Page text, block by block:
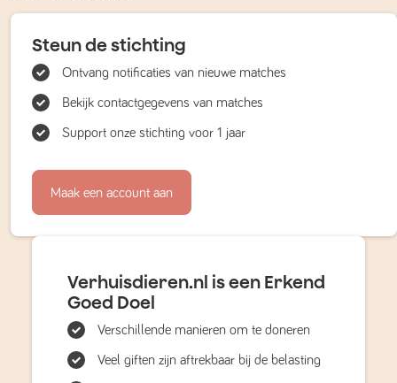
Steun de stichting
Ontvang notificaties van nieuwe matches
Bekijk contactgegevens van matches
Support onze stichting voor 1 jaar
Maak een account aan
Verhuisdieren.nl is een Erkend
Goed Doel
Verschillende manieren om te doneren
Veel giften zijn aftrekbaar bij de belasting